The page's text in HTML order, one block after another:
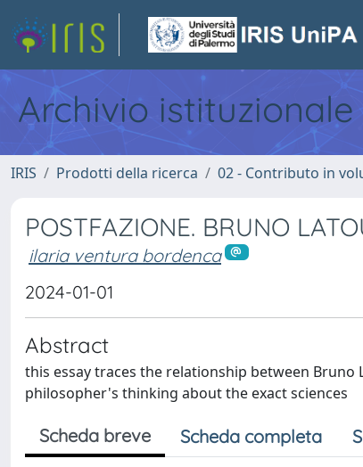
Archivio
IRIS Prodotti della ricerca 02 - Contributo in
POSTFAZIONE. BRUNO
ilaria ventura bordenca
2024-01-01
Abstract
this essay traces the relationship between
philosopher's thinking about the exact sciences
Scheda breve Scheda completa